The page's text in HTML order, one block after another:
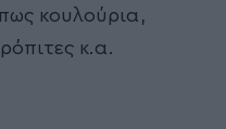
κουλούρια,
κ.α.